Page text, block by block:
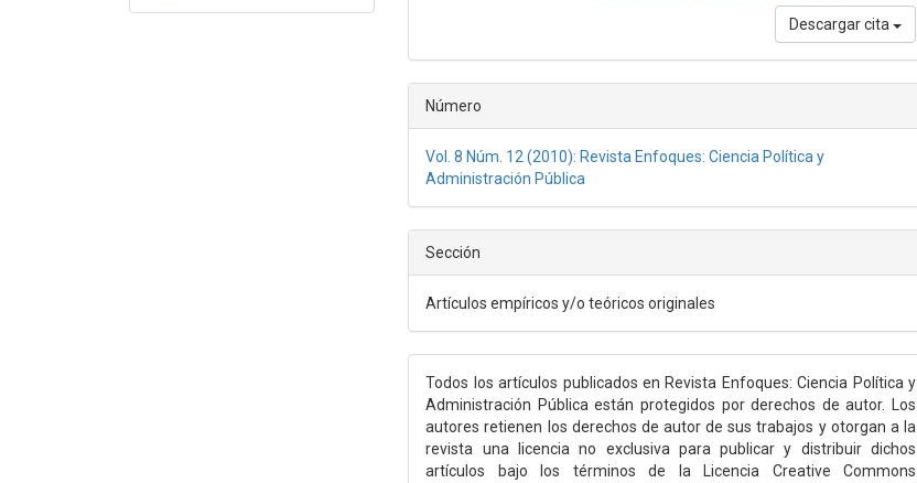
Descargar cita
Número
Vol. 8 Núm. 12 (2010): Revista Enfoques: Ciencia Política y
Administración Pública
Sección
Artículos empíricos y/o teóricos originales
Todos los artículos publicados en Revista Enfoques: Ciencia Política y
Administración Pública están protegidos por derechos de autor. Los
autores retienen los derechos de autor de sus trabajos y otorgan a la
revista una licencia no exclusiva para publicar y distribuir dichos
artículos bajo los términos de la Licencia Creative Commons